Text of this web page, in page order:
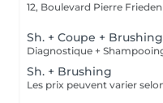
12, Boulevard Pierre Frieden
Sh. + Coupe + Brushing
Sh. + Brushing